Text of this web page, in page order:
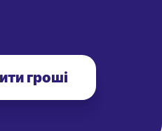
гроші